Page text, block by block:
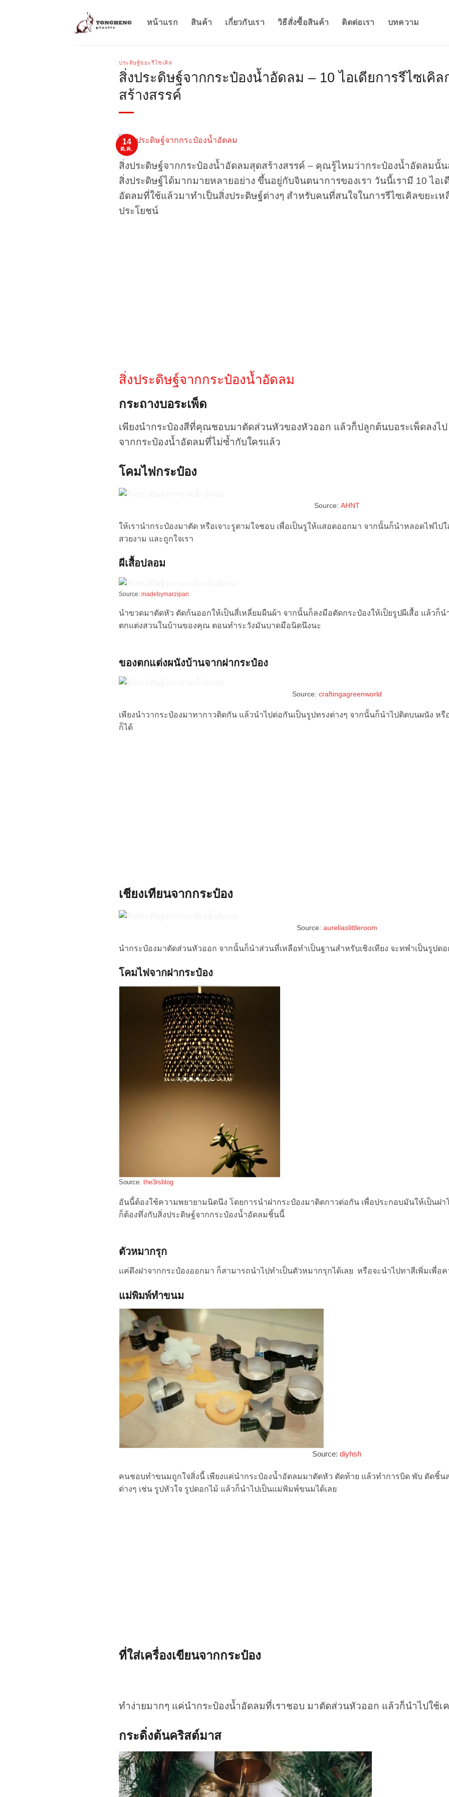
หน้าแรก สินค้า เกี่ยวกับเรา วิธีสั่งซื้อสินค้า ติดต่อเรา บทความ
ประดิษฐ์ขยะรีไซเคิล
สิ่งประดิษฐ์จากกระป๋องน้ำอัดลม – 10 ไอเดียการรีไซเคิ
สร้างสรรค์
14
ต.ค.
สิ่งประดิษฐ์จากกระป๋องน้ำอัดลมสุดสร้างสรรค์ – คุณรู้ไหมว่ากระป๋องน้ำอัดลมนั้
สิ่งประดิษฐ์ได้มากมายหลายอย่าง ขึ้นอยู่กับจินตนาการของเรา วันนี้เรามี 10 ไอเ
อัดลมที่ใช้แล้วมาทำเป็นสิ่งประดิษฐ์ต่างๆ สำหรับคนที่สนใจในการรีไซเคิลขยะเ
ประโยชน์
สิ่งประดิษฐ์จากกระป๋องน้ำอัดลม
กระถางบอระเพ็ด
เพียงนำกระป๋องสีที่คุณชอบมาตัดส่วนหัวของหัวออก แล้วก็ปลูกต้นบอระเพ็ดลงไ
จากกระป๋องน้ำอัดลมที่ไม่ซ้ำกับใครแล้ว
โคมไฟกระป๋อง
Source: AHNT
ให้เรานำกระป๋องมาตัด หรือเจาะรูตามใจชอบ เพื่อเป็นรูให้แสอดออกมา จากนั้นก็นำหลอดไฟไป
สวยงาม และถูกใจเรา
ผีเสื้อปลอม
Source: madebymarzipan
นำขวดมาตัดหัว ตัดก้นออกให้เป็นสี่เหลี่ยมผืนผ้า จากนั้นก็ลงมือตัดกระป๋องให้เป็ยรูปผีเสื้อ แล้วก็
ตกแต่งสวนในบ้านของคุณ ตอนทำระวังมันบาดมือนิดนึงนะ
ของตกแต่งผนังบ้านจากฝากระป๋อง
Source: craftingagreenworld
เพียงนำวากระป๋องมาทากาวติดกัน แล้วนำไปต่อกันเป็นรูปทรงต่างๆ จากนั้นก็นำไปติดบนผนัง ห
ก็ได้
เชียงเทียนจากกระป๋อง
Source: aureliaslittleroom
นำกระป๋องมาตัดส่วนหัวออก จากนั้นก็นำส่วนที่เหลือทำเป็นฐานสำหรับเชิงเทียง จะทพำเป็นรูปด
โคมไฟจากฝากระป๋อง
Source: the3rsblog
อันนี้ต้องใช้ความพยายามนิดนึง โดยการนำฝากระป๋องมาติดกาวต่อกัน เพื่อประกอบมันให้เป็นฝ
ก็ต้องทึ่งกับสิ่งประดิษฐ์จากกระป๋องน้ำอัดลมชิ้นนี้
ตัวหมากรุก
แค่ดึงฝาจากกระป๋องออกมา ก็สามารถนำไปทำเป็นตัวหมากรุกได้เลย หรือจะนำไปทาสีเพิ่มเพื่อ
แม่พิมพ์ทำขนม
Source: diyhsh
คนชอบทำขนมถูกใจสิ่งนี้ เพียงแค่นำกระป๋องน้ำอัดลมมาตัดหัว ตัดท้าย แล้วทำการบิด พับ ดัดชิ้น
ต่างๆ เช่น รูปหัวใจ รูปดอกไม้ แล้วก็นำไปเป็นแม่พิมพ์ขนมได้เลย
ที่ใส่เครื่องเขียนจากกระป๋อง
ทำง่ายมากๆ แค่นำกระป๋องน้ำอัดลมที่เราชอบ มาตัดส่วนหัวออก แล้วก็นำไปใช้เค
กระดิ่งต้นคริสต์มาส